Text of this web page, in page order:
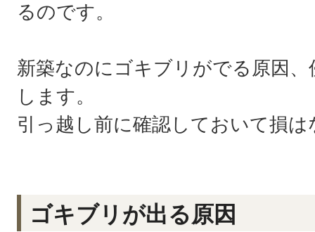
るのです。
新築なのにゴキブリがでる原因
します。
引っ越し前に確認しておいて損
ゴキブリが出る原因